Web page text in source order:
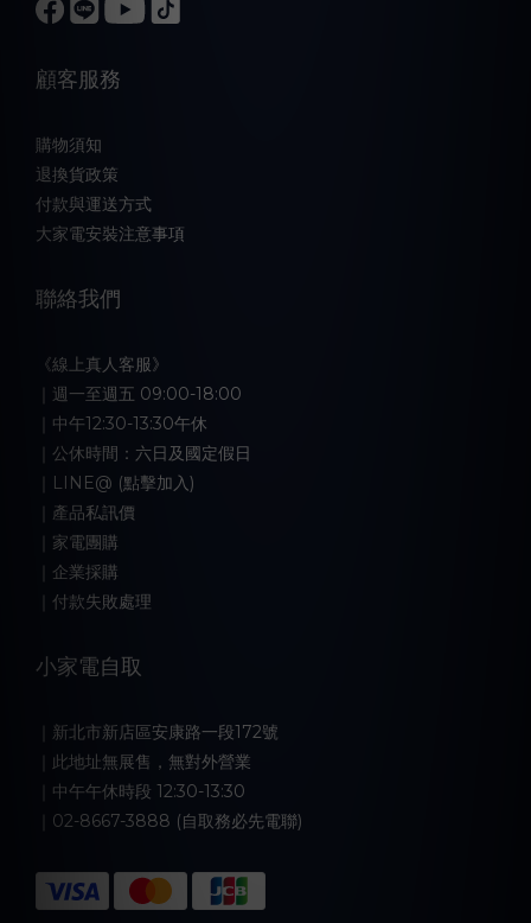
顧客服務
購物須知
退換貨政策
付款與運送方式
大家電安裝注意事項
聯絡我們
《線上真人客服》
｜週一至週五 09:00-18:00
｜中午12:30-13:30午休
｜公休時間：六日及國定假日
｜LINE@ (點擊加入)
｜產品私訊價
｜家電團購
｜企業採購
｜付款失敗處理
小家電自取
｜新北市新店區安康路一段172號
｜此地址無展售，無對外營業
｜中午午休時段 12:30-13:30
｜02-8667-3888 (自取務必先電聯)